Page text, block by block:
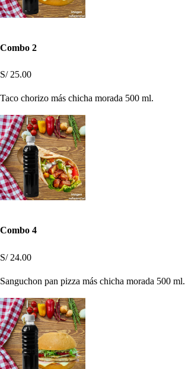
Combo 2
S/ 25.00
Taco chorizo más chicha morada 500 ml.
Combo 4
S/ 24.00
Sanguchon pan pizza más chicha morada 500 ml.